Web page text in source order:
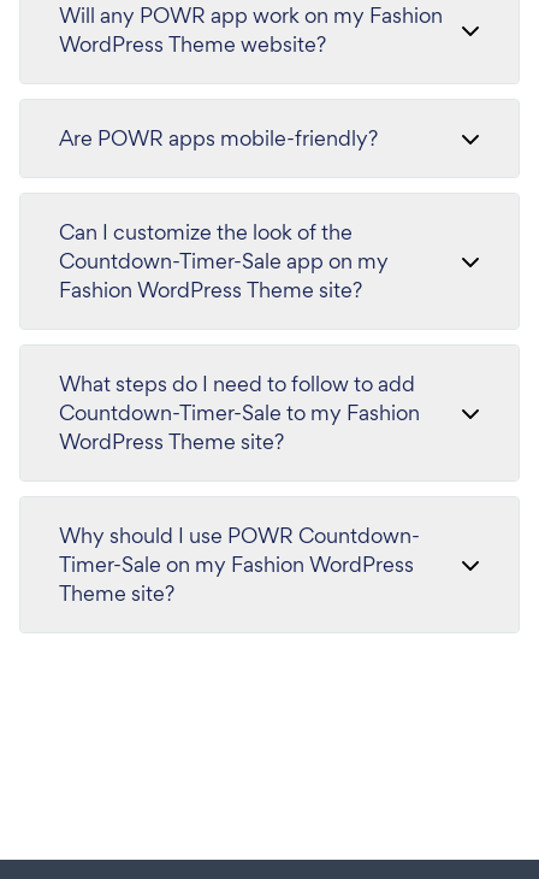
Will any POWR app work on my Fashion
WordPress Theme website?
Are POWR apps mobile-friendly?
Can I customize the look of the
Countdown-Timer-Sale app on my
Fashion WordPress Theme site?
What steps do I need to follow to add
Countdown-Timer-Sale to my Fashion
WordPress Theme site?
Why should I use POWR Countdown-
Timer-Sale on my Fashion WordPress
Theme site?